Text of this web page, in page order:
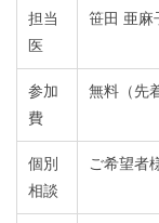
担当
医
笹田 亜麻
参加
費
無料（先
個別
相談
ご希望者